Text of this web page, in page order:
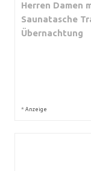
Herren Damen
Saunatasche
Übernachtung
* Anzeige